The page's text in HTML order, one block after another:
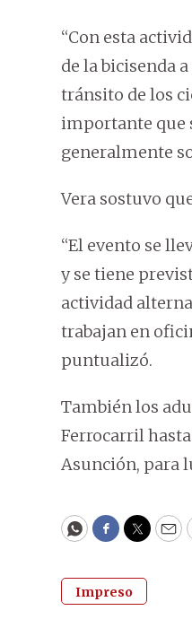
“Con esta
de la bicisenda
tránsito de los
importante que
generalmente
Vera sostuvo
“El evento se
y se tiene
actividad
trabajan en
puntualizó.
También los
Ferrocarril
Asunción, para
WhatsApp
Facebook
Impreso